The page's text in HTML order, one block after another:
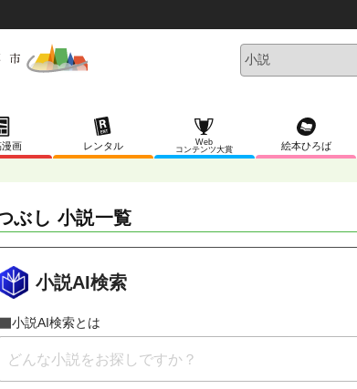
画 レンタル
Web
コンテンツ大賞
絵本ひろば
ぶし 小説一覧
小説AI検索
小説AI検索とは